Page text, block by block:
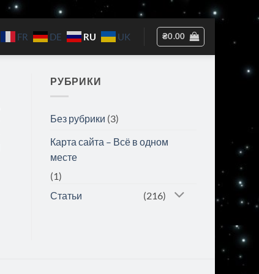
FR DE RU UK ₴0.00
РУБРИКИ
Без рубрики (3)
Карта сайта – Всё в одном
месте
(1)
Статьи
(216)